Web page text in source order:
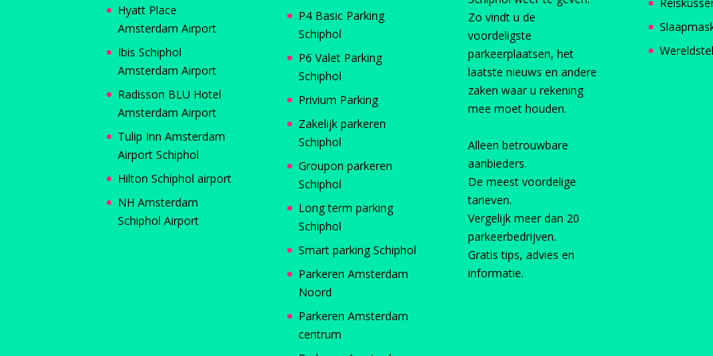
Hyatt Place
Amsterdam Airport
Ibis Schiphol
Amsterdam Airport
Radisson BLU Hotel
Amsterdam Airport
Tulip Inn Amsterdam
Airport Schiphol
Hilton Schiphol airport
NH Amsterdam
Schiphol Airport
P4 Basic Parking
Schiphol
P6 Valet Parking
Schiphol
Privium Parking
Zakelijk parkeren
Schiphol
Groupon parkeren
Schiphol
Long term parking
Schiphol
Smart parking Schiphol
Parkeren Amsterdam
Noord
Parkeren Amsterdam
centrum
Zo vindt u de
voordeligste
parkeerplaatsen, het
laatste nieuws en andere
zaken waar u rekening
mee moet houden.
Alleen betrouwbare
aanbieders.
De meest voordelige
tarieven.
Vergelijk meer dan 20
parkeerbedrijven.
Gratis tips, advies en
informatie.